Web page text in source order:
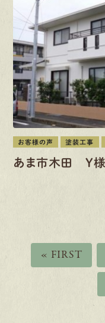
お客様の声 塗装工事
あま市木田 Y
« FIRST